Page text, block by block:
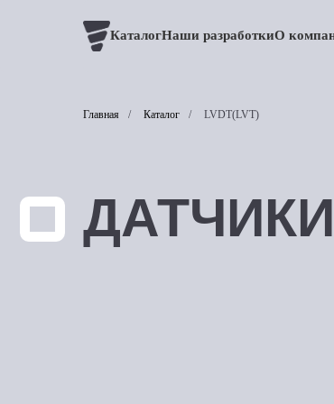
КаталогНаши разработкиО
Главная / Каталог / LVDT(LVT)
ДАТЧИКИ